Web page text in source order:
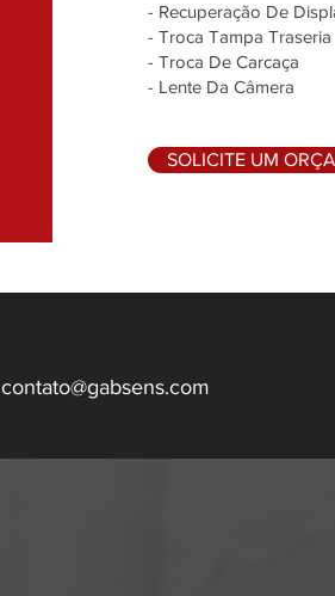
- Recuperação De
- Troca Tampa Traseria
- Troca De Carcaça
- Lente Da Câmera
SOLICITE UM
contato@gabsens.com